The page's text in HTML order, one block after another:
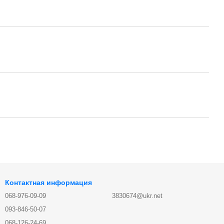
Контактная информация
068-976-09-09
093-846-50-07
3830674@ukr.net